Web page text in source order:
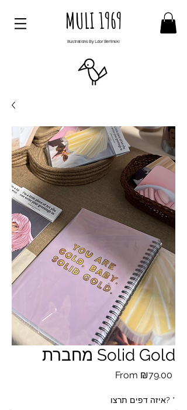
MULI 1969
Illustrations By Ldor Berlinski
מחברת Solid Gold
From ₪79.00
איזה דפים תרצו? *